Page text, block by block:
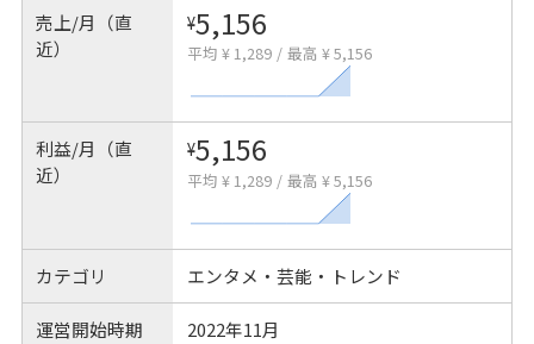
売上/月（直
近）
¥5,156
平均 ¥ 1,289 / 最高 ¥ 5,156
利益/月（直
近）
¥5,156
平均 ¥ 1,289 / 最高 ¥ 5,156
カテゴリ エンタメ・芸能・トレンド
運営開始時期 2022年11月